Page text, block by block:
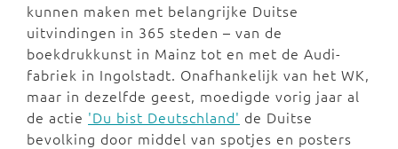
kunnen maken met belangrijke Duitse
uitvindingen in 365 steden – van de
boekdrukkunst in Mainz tot en met de Audi-
fabriek in Ingolstadt. Onafhankelijk van het WK,
maar in dezelfde geest, moedigde vorig jaar al
de actie 'Du bist Deutschland' de Duitse
bevolking door middel van spotjes en posters